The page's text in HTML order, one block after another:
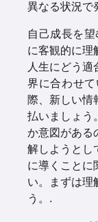
異なる状況で
自己成長を
に客観的に理
人生にどう適
界に合わせ
際、新しい情
払いましょう
か意図がある
解しようとし
に導くことに
い。まずは理
う。.